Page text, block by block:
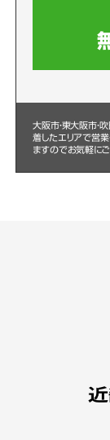
大阪市・東大阪市・
着したエリアで営業
ますのでお気軽にご